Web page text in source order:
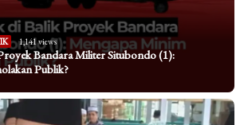
1,141 views
Bandara Militer Situbondo (1):
Publik?